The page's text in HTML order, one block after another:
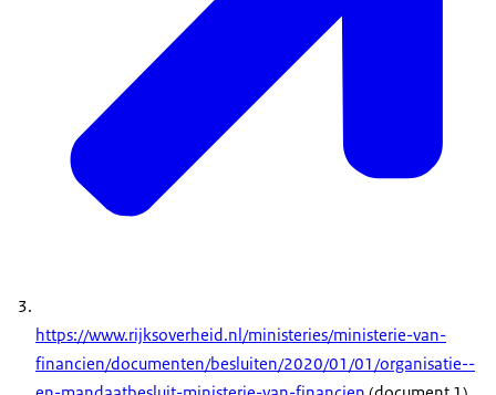
https://www.rijksoverheid.nl/ministeries/ministerie-van-
financien/documenten/besluiten/2020/01/01/organisatie--